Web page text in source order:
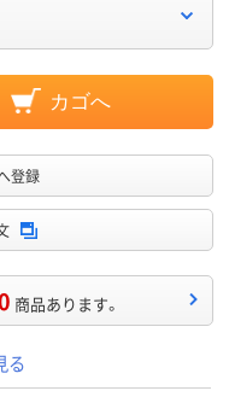
カゴへ
登録
商品あります。
る